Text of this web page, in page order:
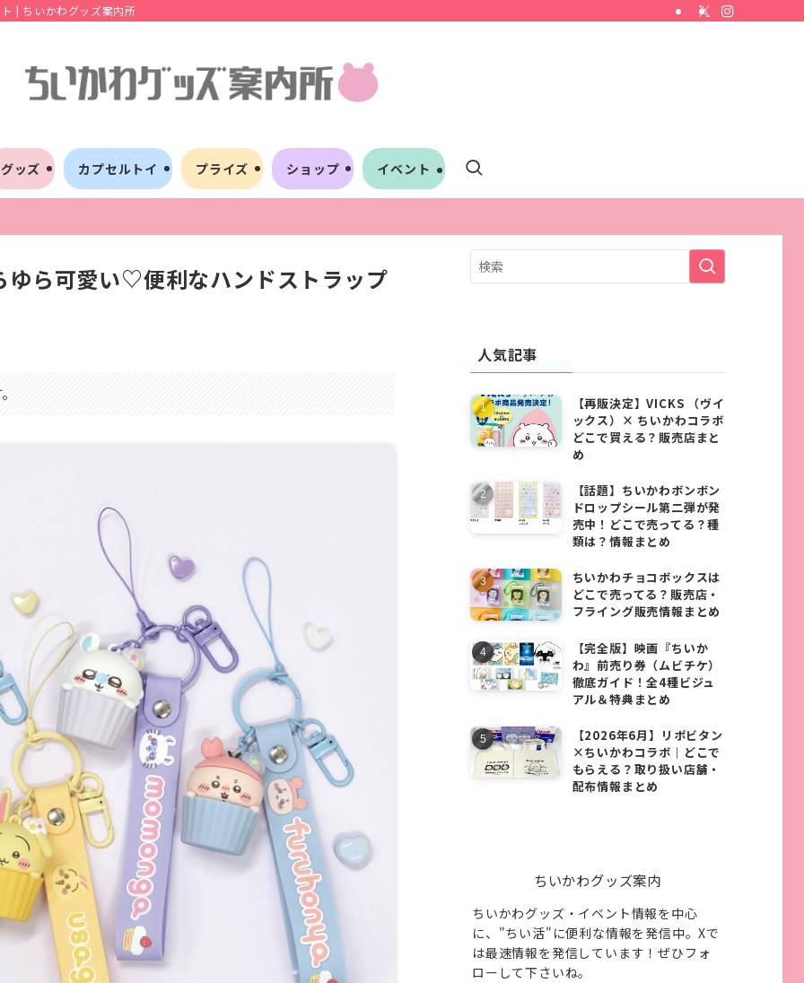
| ちいかわグッズ案内所
グッズ カプセルトイ プライズ ショップ イベント
ゆら可愛い♡便利なハンドストラップ
人気記事
【再販決定】VICKS （ヴイ
ックス）× ちいかわコラボ
どこで買える？販売店まと
め
【話題】ちいかわボンボン
ドロップシール第二弾が発
売中！どこで売ってる？種
類は？情報まとめ
ちいかわチョコボックスは
どこで売ってる？販売店・
フライング販売情報まとめ
【完全版】映画『ちいか
わ』前売り券（ムビチケ）
徹底ガイド！全4種ビジュ
アル＆特典まとめ
【2026年6月】リポビタン
×ちいかわコラボ｜どこで
もらえる？取り扱い店舗・
配布情報まとめ
ちいかわグッズ案内
ちいかわグッズ・イベント情報を中心
に、"ちい活"に便利な情報を発信中。Xで
は最速情報を発信しています！ぜひフォ
ローして下さいね。